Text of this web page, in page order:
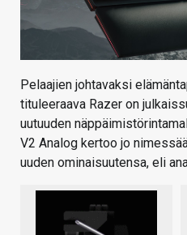
Pelaajien johtavaksi
tituleeraava Razer on
uutuuden
V2 Analog kertoo jo
uuden ominaisuutensa, eli